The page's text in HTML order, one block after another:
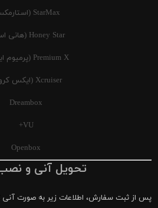
StarMax (استارمکس)
Honey Star (هانی استار)
Premium X (پرمیوم ایکس)
Xcruiser (ایکس کروزر)
Dreambox
VU+
Openbox
تحویل آنی و
پس از ثبت سفارش، اطلاعات زیر به صورت